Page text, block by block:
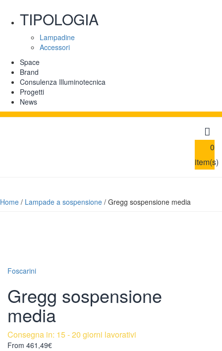
TIPOLOGIA
Lampadine
Accessori
Space
Brand
Consulenza Illuminotecnica
Progetti
News
0
item(s)
Home / Lampade a sospensione / Gregg sospensione media
Foscarini
Gregg sospensione
media
Consegna in: 15 - 20 giorni lavorativi
From 461,49€